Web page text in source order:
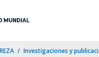
Investigaciones y